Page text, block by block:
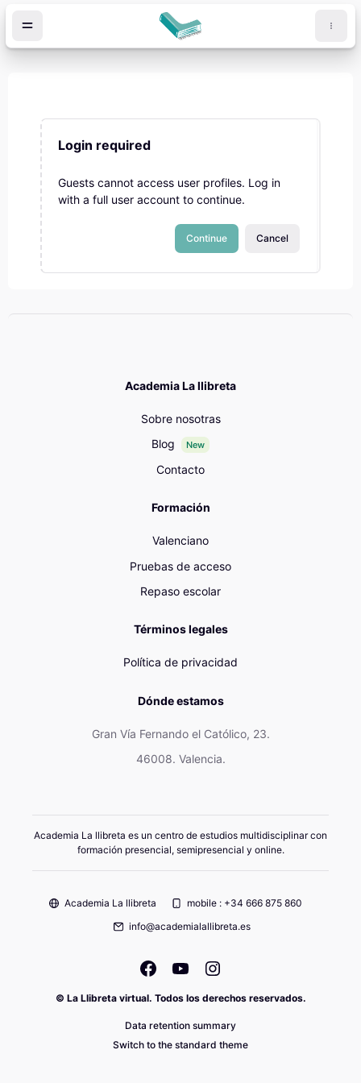
Login required
Guests cannot access user profiles. Log in
with a full user account to continue.
Cancel
Continue
Academia La llibreta
Sobre nosotras
Blog
New
Contacto
Formación
Valenciano
Pruebas de acceso
Repaso escolar
Términos legales
Política de privacidad
Dónde estamos
Gran Vía Fernando el Católico, 23.
46008. Valencia.
Academia La llibreta es un centro de estudios multidisciplinar con
formación presencial, semipresencial y online.
Academia La llibreta
mobile : +34 666 875 860
info@academialallibreta.es
© La Llibreta virtual. Todos los derechos reservados.
Data retention summary
Switch to the standard theme